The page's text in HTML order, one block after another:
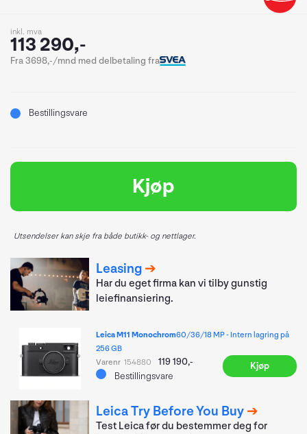
inkl. mva
113 290,-
Fra 3698,-/mnd med delbetaling fra
Bestillingsvare
Kjøp
Utsendelser kan skje fra både butikk- og nettlager.
Leasing
Har du eget firma kan vi tilby gunstig
leiefinansiering.
Leica M11 Monochrom60/36/18 MP - Intern lagring på
256 GB
Varenr 154880 119 190,-
Bestillingsvare
Leica Try Before You Buy
Test Leica før du bestemmer deg for